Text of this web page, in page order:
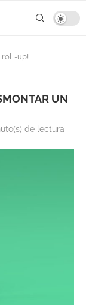
roll-up!
UN
de lectura